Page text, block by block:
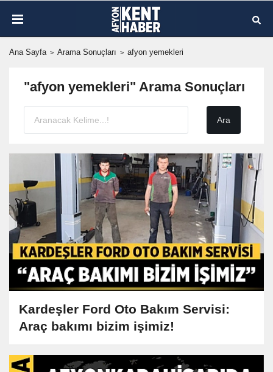
Ana Sayfa Arama Sonuçları afyon yemekleri
"afyon yemekleri" Arama Sonuçları
Kardeşler Ford Oto Bakım Servisi:
Araç bakımı bizim işimiz!